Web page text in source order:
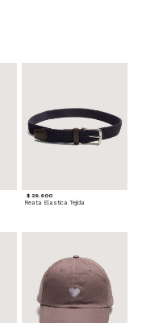
$ 29.900
Reata Elastica Tejida